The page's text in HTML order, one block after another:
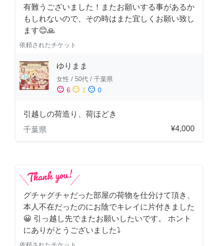
有難うございました！またお願いする事があるか
もしれないので、その時はまた宜しくお願い致し
ます😊🙏
依頼されたチケット
ゆりまま
女性 / 50代 / 千葉県
sentiment_satisfied 6 sentiment_neutral 1 sentiment_dissatisfied 0
引越しの荷造り、荷ほどき
千葉県
¥4,000
グチャグチャだった部屋の荷物を仕分けて頂き、
本人不在だったのにお陰でキレイに片付きました
😀 引っ越し先でまたお願いしたいです。 ホント
にありがとうございました⤵